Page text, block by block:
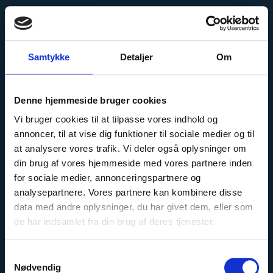
Samtykke Detaljer Om
Denne hjemmeside bruger cookies
Vi bruger cookies til at tilpasse vores indhold og
annoncer, til at vise dig funktioner til sociale medier og til
at analysere vores trafik. Vi deler også oplysninger om
din brug af vores hjemmeside med vores partnere inden
for sociale medier, annonceringspartnere og
analysepartnere. Vores partnere kan kombinere disse
data med andre oplysninger, du har givet dem, eller som
de har indsamlet fra din brug af deres tjenester.
Nødvendig
Samarbejdet med
Lemvigh-Müller
resulterede i en
fordel i form af viden